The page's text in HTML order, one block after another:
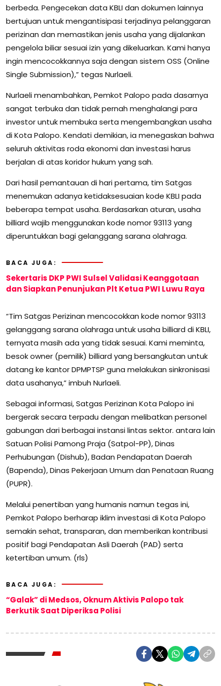
berbeda. Pengecekan data KBLI dan dokumen lainnya
bertujuan untuk mengantisipasi terjadinya pelanggaran
perizinan dan memastikan jenis usaha yang dijalankan
pengelola biliar sesuai izin yang dikeluarkan. Kami hanya
ingin mencocokkannya saja dengan sistem OSS (Online
Single Submission),” tegas Nurlaeli.
Nurlaeli menambahkan, Pemkot Palopo pada dasarnya
sangat terbuka dan tidak pernah menghalangi para
investor untuk membuka serta mengembangkan usaha
di Kota Palopo. Kendati demikian, ia menegaskan bahwa
seluruh aktivitas roda ekonomi dan investasi harus
berjalan di atas koridor hukum yang sah.
Dari hasil pemantauan di hari pertama, tim Satgas
menemukan adanya ketidaksesuaian kode KBLI pada
beberapa tempat usaha. Berdasarkan aturan, usaha
billiard wajib menggunakan kode nomor 93113 yang
diperuntukkan bagi gelanggang sarana olahraga.
BACA JUGA:
Sekertaris DKP PWI Sulsel Validasi Keanggotaan
dan Siapkan Penunjukan Plt Ketua PWI Luwu Raya
“Tim Satgas Perizinan mencocokkan kode nomor 93113
gelanggang sarana olahraga untuk usaha billiard di KBLI,
ternyata masih ada yang tidak sesuai. Kami meminta,
besok owner (pemilik) billiard yang bersangkutan untuk
datang ke kantor DPMPTSP guna melakukan sinkronisasi
data usahanya,” imbuh Nurlaeli.
Sebagai informasi, Satgas Perizinan Kota Palopo ini
bergerak secara terpadu dengan melibatkan personel
gabungan dari berbagai instansi lintas sektor. antara lain
Satuan Polisi Pamong Praja (Satpol-PP), Dinas
Perhubungan (Dishub), Badan Pendapatan Daerah
(Bapenda), Dinas Pekerjaan Umum dan Penataan Ruang
(PUPR).
Melalui penertiban yang humanis namun tegas ini,
Pemkot Palopo berharap iklim investasi di Kota Palopo
semakin sehat, transparan, dan memberikan kontribusi
positif bagi Pendapatan Asli Daerah (PAD) serta
ketertiban umum. (rls)
BACA JUGA:
“Galak” di Medsos, Oknum Aktivis Palopo tak
Berkutik Saat Diperiksa Polisi